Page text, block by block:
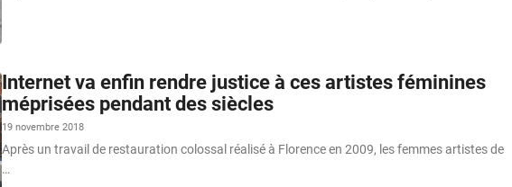
Internet va enfin rendre justice à ces artistes féminines
méprisées pendant des siècles
19 novembre 2018
Après un travail de restauration colossal réalisé à Florence en 2009, les femmes artistes de
…